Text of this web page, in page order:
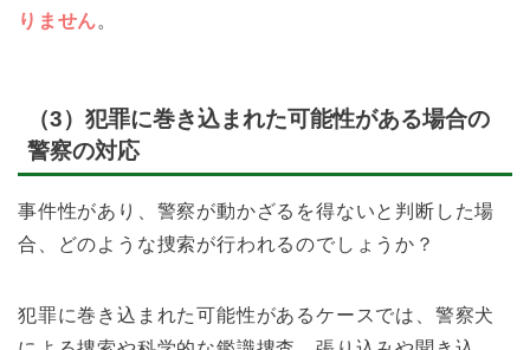
りません。
（3）犯罪に巻き込まれた可能性がある場合の
警察の対応
事件性があり、警察が動かざるを得ないと判断した場
合、どのような捜索が行われるのでしょうか？
犯罪に巻き込まれた可能性があるケースでは、警察犬